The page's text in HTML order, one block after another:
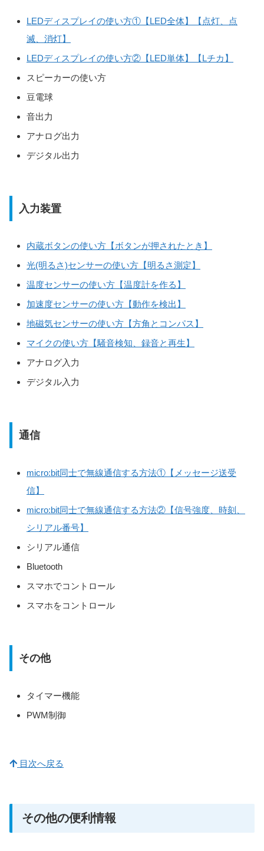
LEDディスプレイの使い方①【LED全体】【点灯、点
滅、消灯】
LEDディスプレイの使い方②【LED単体】【Lチカ】
スピーカーの使い方
豆電球
音出力
アナログ出力
デジタル出力
入力装置
内蔵ボタンの使い方【ボタンが押されたとき】
光(明るさ)センサーの使い方【明るさ測定】
温度センサーの使い方【温度計を作る】
加速度センサーの使い方【動作を検出】
地磁気センサーの使い方【方角とコンパス】
マイクの使い方【騒音検知、録音と再生】
アナログ入力
デジタル入力
通信
micro:bit同士で無線通信する方法①【メッセージ送受
信】
micro:bit同士で無線通信する方法②【信号強度、時刻、
シリアル番号】
シリアル通信
Bluetooth
スマホでコントロール
スマホをコントロール
その他
タイマー機能
PWM制御
目次へ戻る
その他の便利情報